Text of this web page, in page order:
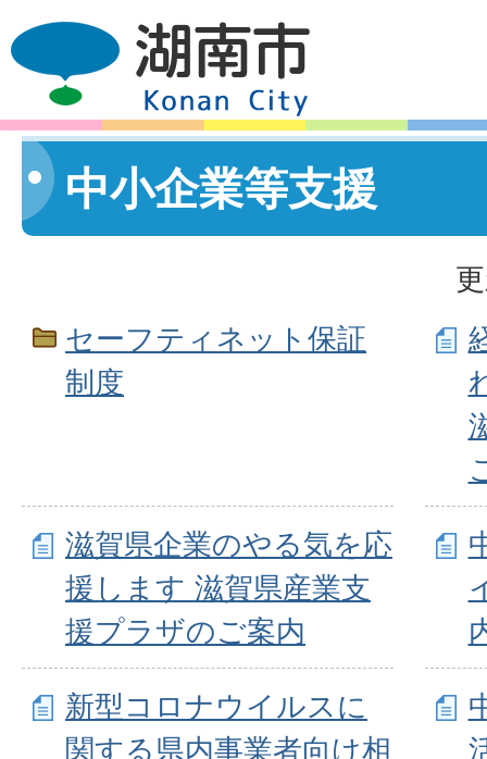
中小企業等支援
セーフティネット保証
制度
滋賀県企業のやる気を応
援します 滋賀県産業支
援プラザのご案内
新型コロナウイルスに
関する県内事業者向け相